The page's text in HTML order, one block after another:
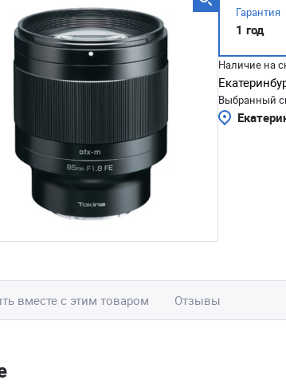
Гарантия
1 год
Наличие на
Выбранный
вместе с этим товаром Отзывы